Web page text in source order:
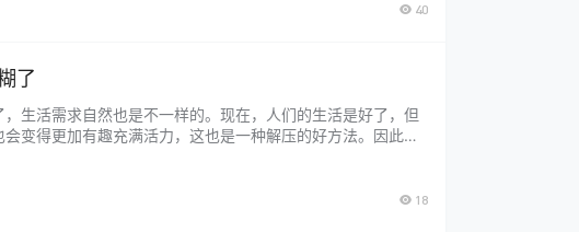
40
了
生活需求自然也是不一样的。现在，人们的生活是好了，但
变得更加有趣充满活力，这也是一种解压的好方法。因此，
18